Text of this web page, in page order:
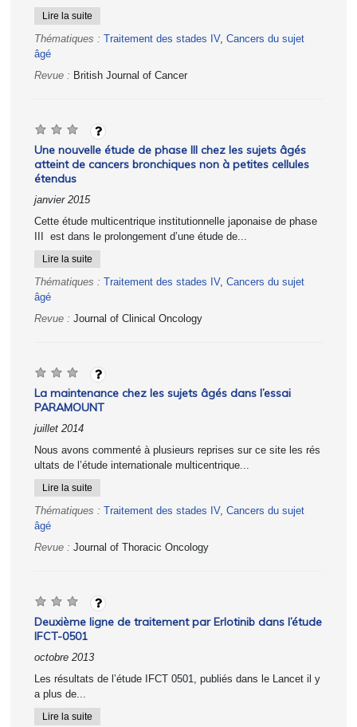
Lire la suite
Thématiques : Traitement des stades IV, Cancers du sujet
âgé
Revue : British Journal of Cancer
Une nouvelle étude de phase III chez les sujets âgés
atteint de cancers bronchiques non à petites cellules
étendus
janvier 2015
Cette étude multicentrique institutionnelle japonaise de phase
III est dans le prolongement d’une étude de...
Lire la suite
Thématiques : Traitement des stades IV, Cancers du sujet
âgé
Revue : Journal of Clinical Oncology
La maintenance chez les sujets âgés dans l’essai
PARAMOUNT
juillet 2014
Nous avons commenté à plusieurs reprises sur ce site les rés
ultats de l’étude internationale multicentrique...
Lire la suite
Thématiques : Traitement des stades IV, Cancers du sujet
âgé
Revue : Journal of Thoracic Oncology
Deuxième ligne de traitement par Erlotinib dans l’étude
IFCT-0501
octobre 2013
Les résultats de l’étude IFCT 0501, publiés dans le Lancet il y
a plus de...
Lire la suite